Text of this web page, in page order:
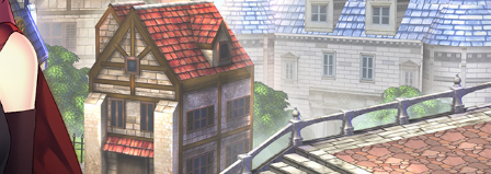
下載專區
遊戲儲值
會員中心